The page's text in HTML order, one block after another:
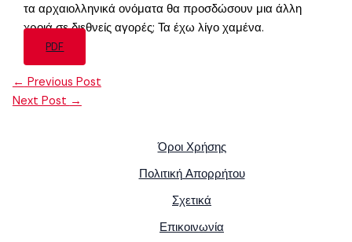
τα αρχαιολληνικά ονόματα θα προσδώσουν μια άλλη
χροιά σε διεθνείς αγορές; Τα έχω λίγο χαμένα.
PDF
← Previous Post
Next Post →
Όροι Χρήσης
Πολιτική Απορρήτου
Σχετικά
Επικοινωνία